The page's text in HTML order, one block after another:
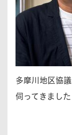
多摩川地区協
伺ってきました